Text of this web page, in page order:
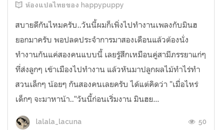
ห้องแปลไทยของ happypuppy
สบายดีกันไหมครับ..วันนี้ผมก็เพิ่งไปทำงานเพลงกับมินฮ
ยอกมาครับ พอปลดประจำการมาสองเดือนแล้วต้องนั่ง
ทำงานกันแค่สองคนแบบนี้ เลยรู้สึกเหมือนคู่สามีภรรยาแก่ๆ
ที่ส่งลูกๆ เข้าเมืองไปทำงาน แล้วหันมาปลูกผลไม้ทำไร่ทำ
สวนเล็กๆ น้อยๆ กันสองคนเลยครับ ได้แต่คิดว่า "เมื่อไหร่
เด็กๆ จะมาหาน้า.."วันนี้ก่อนเริ่มงาน มินฮย...
lalala_lacuna 50